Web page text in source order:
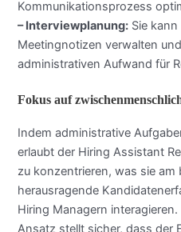
Kommunikationsprozess
– Interviewplanung: Sie
Meetingnotizen verwalten
administrativen Aufwand für
Fokus auf
Indem administrative
erlaubt der Hiring Assistant
zu konzentrieren, was sie
herausragende
Hiring Managern
Ansatz stellt sicher, dass der